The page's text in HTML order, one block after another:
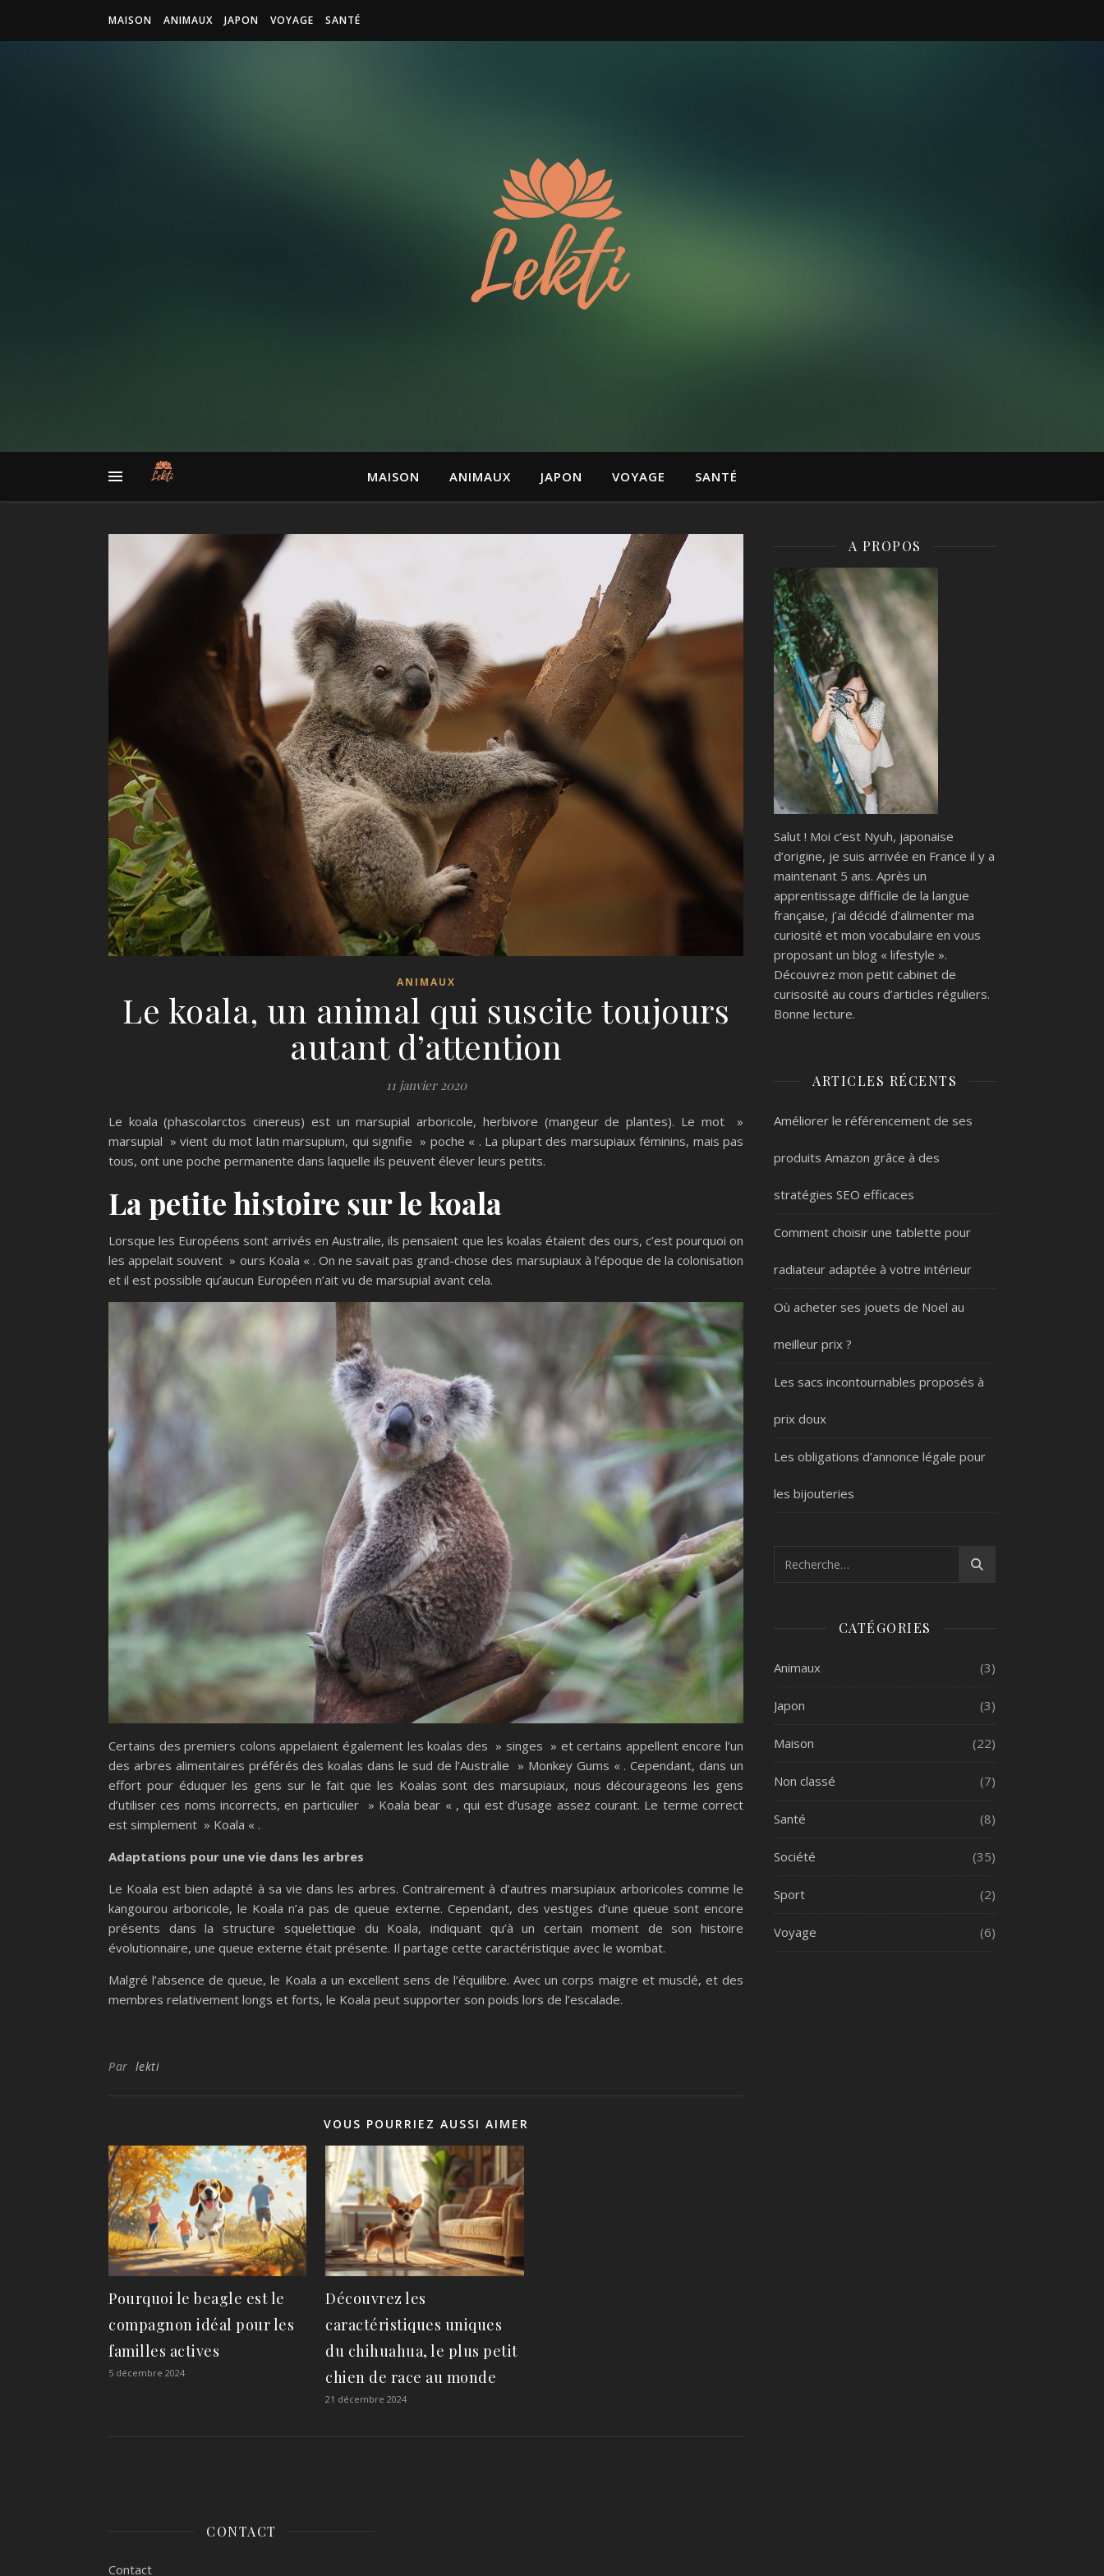
MAISON ANIMAUX JAPON VOYAGE SANTÉ
MAISON ANIMAUX JAPON VOYAGE SANTÉ
ANIMAUX
Le koala, un animal qui suscite toujours
autant d’attention
11 janvier 2020
Le koala (phascolarctos cinereus) est un marsupial arboricole, herbivore (mangeur de plantes). Le mot »
marsupial » vient du mot latin marsupium, qui signifie » poche « . La plupart des marsupiaux féminins, mais pas
tous, ont une poche permanente dans laquelle ils peuvent élever leurs petits.
La petite histoire sur le koala
Lorsque les Européens sont arrivés en Australie, ils pensaient que les koalas étaient des ours, c’est pourquoi on
les appelait souvent » ours Koala « . On ne savait pas grand-chose des marsupiaux à l’époque de la colonisation
et il est possible qu’aucun Européen n’ait vu de marsupial avant cela.
Certains des premiers colons appelaient également les koalas des » singes » et certains appellent encore l’un
des arbres alimentaires préférés des koalas dans le sud de l’Australie » Monkey Gums « . Cependant, dans un
effort pour éduquer les gens sur le fait que les Koalas sont des marsupiaux, nous décourageons les gens
d’utiliser ces noms incorrects, en particulier » Koala bear « , qui est d’usage assez courant. Le terme correct
est simplement » Koala « .
Adaptations pour une vie dans les arbres
Le Koala est bien adapté à sa vie dans les arbres. Contrairement à d’autres marsupiaux arboricoles comme le
kangourou arboricole, le Koala n’a pas de queue externe. Cependant, des vestiges d’une queue sont encore
présents dans la structure squelettique du Koala, indiquant qu’à un certain moment de son histoire
évolutionnaire, une queue externe était présente. Il partage cette caractéristique avec le wombat.
Malgré l’absence de queue, le Koala a un excellent sens de l’équilibre. Avec un corps maigre et musclé, et des
membres relativement longs et forts, le Koala peut supporter son poids lors de l’escalade.
Par lekti
VOUS POURRIEZ AUSSI AIMER
Pourquoi le beagle est le
compagnon idéal pour les
familles actives
5 décembre 2024
Découvrez les
caractéristiques uniques
du chihuahua, le plus petit
chien de race au monde
21 décembre 2024
A PROPOS
Salut ! Moi c’est Nyuh, japonaise
d’origine, je suis arrivée en France il y a
maintenant 5 ans. Après un
apprentissage difficile de la langue
française, j’ai décidé d’alimenter ma
curiosité et mon vocabulaire en vous
proposant un blog « lifestyle ».
Découvrez mon petit cabinet de
curisosité au cours d’articles réguliers.
Bonne lecture.
ARTICLES RÉCENTS
Améliorer le référencement de ses
produits Amazon grâce à des
stratégies SEO efficaces
Comment choisir une tablette pour
radiateur adaptée à votre intérieur
Où acheter ses jouets de Noël au
meilleur prix ?
Les sacs incontournables proposés à
prix doux
Les obligations d’annonce légale pour
les bijouteries
CATÉGORIES
Animaux (3)
Japon (3)
Maison (22)
Non classé (7)
Santé (8)
Société (35)
Sport (2)
Voyage (6)
CONTACT
Contact